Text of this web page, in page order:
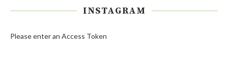
INSTAGRAM
Please enter an Access Token